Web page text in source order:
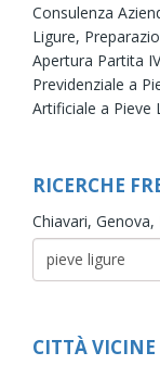
Consulenza
Ligure,
Apertura Partita
Previdenziale a
Artificiale a Pieve
RICERCHE
Chiavari, Genova,
CITTÀ VICINE